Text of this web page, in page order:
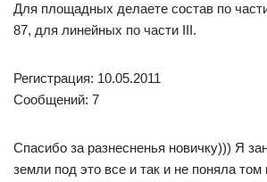
Для площадных делаете состав по
87, для линейных по части III.
Регистрация: 10.05.2011
Сообщений: 7
Спасибо за разнесненья новичку))) Я
земли под это все и так и не поняла том